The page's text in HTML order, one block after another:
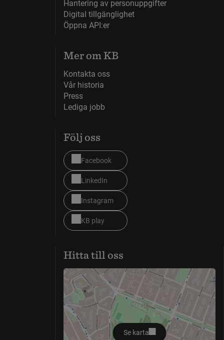
Hantering av personuppgifter
Digital tillgänglighet
Öppna API:er
Mer om KB
Kontakta oss
Vår historia
Press
Lediga jobb
Följ oss
Facebook
LinkedIn
Instagram
KB play
Hitta till oss
Se karta
öppnas i nytt fönster